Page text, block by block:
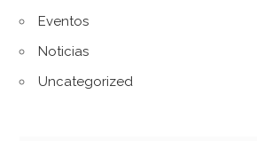
Eventos
Noticias
Uncategorized